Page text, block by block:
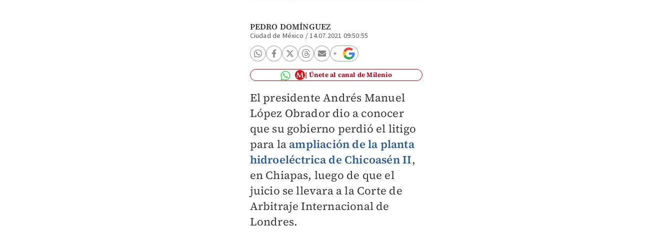
PEDRO DOMÍNGUEZ
Ciudad de México /14.07.2021 09:50:55
Únete al canal de Milenio
El presidente Andrés Manuel
López Obrador dio a conocer
que su gobierno perdió el litigo
para la ampliación de la planta
hidroeléctrica de Chicoasén II,
en Chiapas, luego de que el
juicio se llevara a la Corte de
Arbitraje Internacional de
Londres.